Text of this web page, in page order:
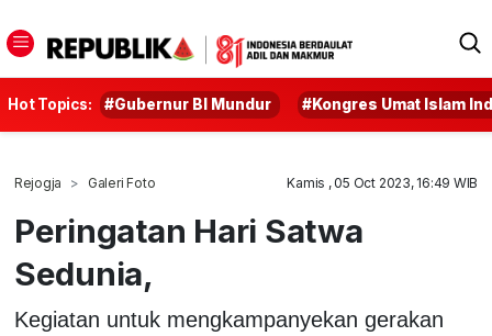
Hot Topics: #Gubernur BI Mundur #Kongres Umat Islam
Rejogja Galeri Foto Kamis , 05 Oct 2023, 16:49 WIB
Peringatan Hari Satwa
Sedunia,
Kegiatan untuk mengkampanyekan gerakan